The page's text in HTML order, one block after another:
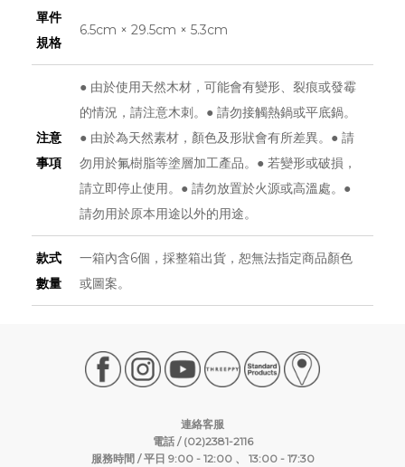
單件
規格
6.5cm × 29.5cm × 5.3cm
注意
事項
● 由於使用天然木材，可能會有變形、裂痕或發霉
的情況，請注意木刺。● 請勿接觸熱鍋或平底鍋。
● 由於為天然素材，顏色及形狀會有所差異。● 請
勿用於氟樹脂等塗層加工產品。● 若變形或破損，
請立即停止使用。● 請勿放置於火源或高溫處。●
請勿用於原本用途以外的用途。
款式
數量
一箱內含6個，採整箱出貨，恕無法指定商品顏色
或圖案。
連絡客服
電話 / (02)2381-2116
服務時間 / 平日 9:00 - 12:00 、 13:00 - 17:30